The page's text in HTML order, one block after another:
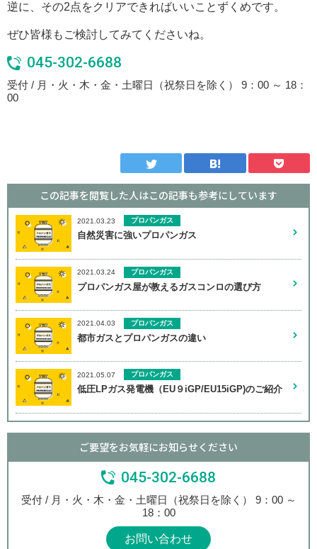
逆に、その2点をクリアできればいいことずくめです。
ぜひ皆様もご検討してみてくださいね。
045-302-6688
受付 / 月・火・木・金・土曜日（祝祭日を除く） 9：00 ～ 18：
00
この記事を閲覧した人はこの記事も参考にしています
2021.03.23 プロパンガス
自然災害に強いプロパンガス
2021.03.24 プロパンガス
プロパンガス屋が教えるガスコンロの選び方
2021.04.03 プロパンガス
都市ガスとプロパンガスの違い
2021.05.07 プロパンガス
低圧LPガス発電機（EU９iGP/EU15iGP)のご紹介
ご要望をお気軽にお知らせください
045-302-6688
受付 / 月・火・木・金・土曜日（祝祭日を除く） 9：00 ～
18：00
お問い合わせ